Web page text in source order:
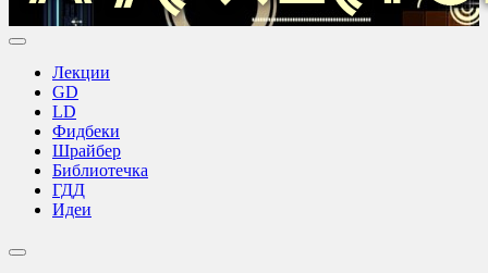
Аус
Лекции
GD
LD
Фидбеки
Шрайбер
Библиотечка
ГДД
Идеи
Переключить